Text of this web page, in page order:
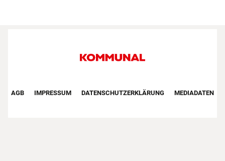
Footer First Navigation
AGB IMPRESSUM DATENSCHUTZERKLÄRUNG MEDIADATEN